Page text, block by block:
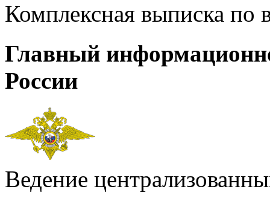
Комплексная выписка
Главный
России
Ведение